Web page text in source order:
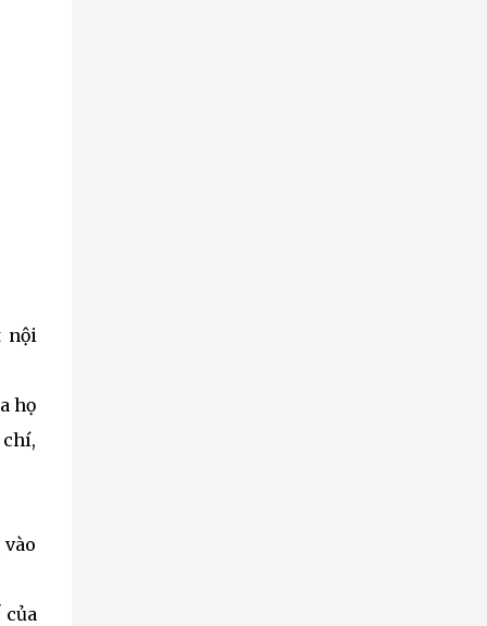
nội
họ
chí,